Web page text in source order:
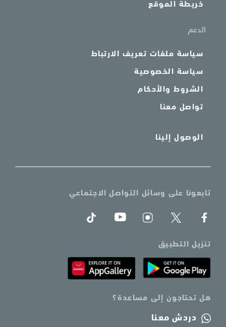
خريطة الموقع
الدعم
سياسة ملفات تعريف الارتباط
سياسة الخصوصية
الشروط والأحكام
تواصل معنا
الوصول إلينا
تابعونا على وسائل التواصل الاجتماعي
تنزيل التطبيق
هل تحتاجون إلى مساعدة؟
دردش معنا